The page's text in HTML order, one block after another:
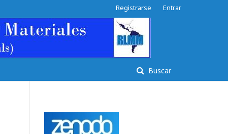
Buscar
Registrarse Entrar